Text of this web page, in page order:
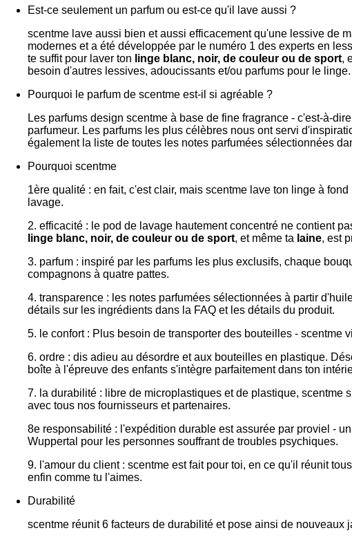
Est-ce seulement un parfum ou est-ce qu'il lave aussi ?
scentme lave aussi bien et aussi efficacement qu'une lessive de
modernes et a été développée par le numéro 1 des experts en
te suffit pour laver ton linge blanc, noir, de couleur ou de sport,
besoin d'autres lessives, adoucissants et/ou parfums pour le
Pourquoi le parfum de scentme est-il si agréable ?
Les parfums design scentme à base de fine fragrance - c'est-à-
parfumeur. Les parfums les plus célèbres nous ont servi
également la liste de toutes les notes parfumées sélectionnées
Pourquoi scentme
1ère qualité : en fait, c'est clair, mais scentme lave ton linge à
lavage.
2. efficacité : le pod de lavage hautement concentré ne contient
linge blanc, noir, de couleur ou de sport, et même ta laine, est
3. parfum : inspiré par les parfums les plus exclusifs, chaque
compagnons à quatre pattes.
4. transparence : les notes parfumées sélectionnées à partir
détails sur les ingrédients dans la FAQ et les détails du produit.
5. le confort : Plus besoin de transporter des bouteilles -
6. ordre : dis adieu au désordre et aux bouteilles en plastique.
boîte à l'épreuve des enfants s'intègre parfaitement dans ton
7. la durabilité : libre de microplastiques et de plastique,
avec tous nos fournisseurs et partenaires.
8e responsabilité : l'expédition durable est assurée par proviel -
Wuppertal pour les personnes souffrant de troubles psychiques.
9. l'amour du client : scentme est fait pour toi, en ce qu'il réunit
enfin comme tu l'aimes.
Durabilité
scentme réunit 6 facteurs de durabilité et pose ainsi de nouveaux